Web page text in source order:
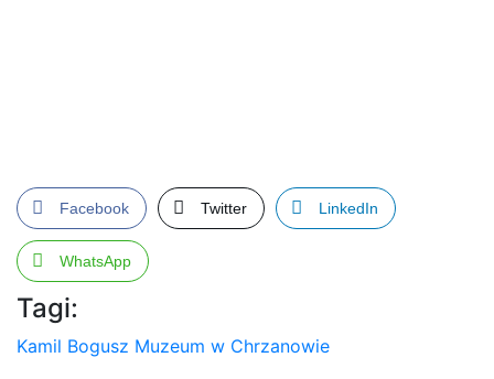
Facebook Twitter LinkedIn
WhatsApp
Tagi:
Kamil Bogusz Muzeum w Chrzanowie